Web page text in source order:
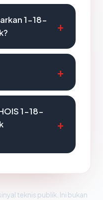
1-18-
1-18-
teknis publik. Ini bukan